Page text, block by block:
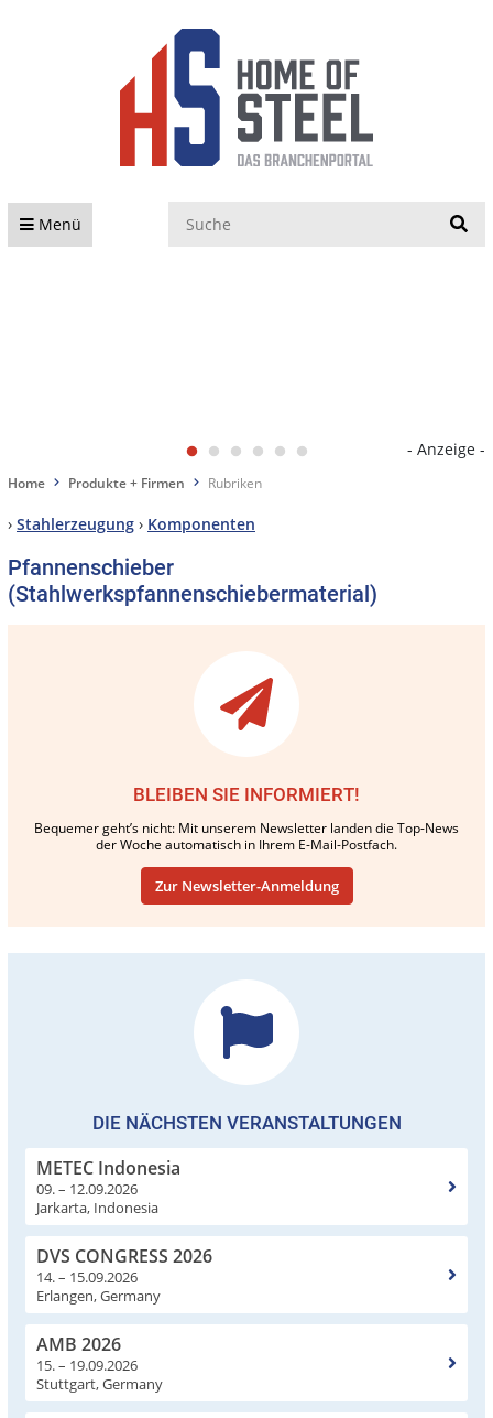
Menü
- Anzeige -
Home Produkte + Firmen Rubriken
› Stahlerzeugung › Komponenten
Pfannenschieber
(Stahlwerkspfannenschiebermaterial)
BLEIBEN SIE INFORMIERT!
Bequemer geht’s nicht: Mit unserem Newsletter landen die Top-News
der Woche automatisch in Ihrem E-Mail-Postfach.
Zur Newsletter-Anmeldung
DIE NÄCHSTEN VERANSTALTUNGEN
METEC Indonesia
09. – 12.09.2026
Jarkarta, Indonesia
DVS CONGRESS 2026
14. – 15.09.2026
Erlangen, Germany
AMB 2026
15. – 19.09.2026
Stuttgart, Germany